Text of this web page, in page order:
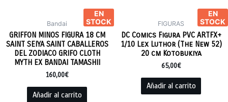
EN
STOCK
Bandai
GRIFFON MINOS FIGURA 18 CM
SAINT SEIYA SAINT CABALLEROS
DEL ZODIACO GRIFO CLOTH
MYTH EX BANDAI TAMASHII
160,00€
Añadir al carrito
EN
STOCK
FIGURAS
DC Comics Figura PVC ARTFX+
1/10 Lex Luthor (The New 52)
20 cm Kotobukiya
65,00€
Añadir al carrito